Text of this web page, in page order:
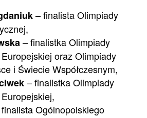
– finalista Olimpiady
– finalistka Olimpiady
oraz Olimpiady
i Świecie Współczesnym,
– finalistka Olimpiady
Ogólnopolskiego